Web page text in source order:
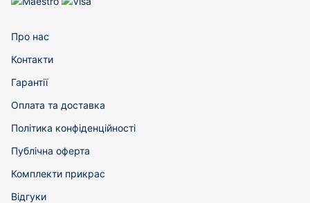
Про нас
Контакти
Гарантії
Оплата та доставка
Політика конфіденційності
Публічна оферта
Комплекти прикрас
Відгуки